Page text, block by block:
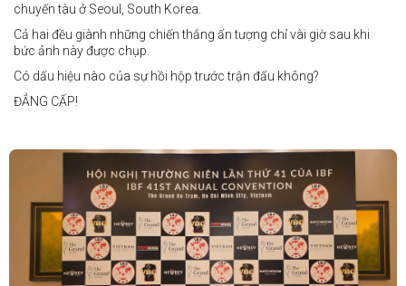
"Tôi biết mình bắt đầu sự nghiệp quyền Anh nhà nghề khá muộn, vì
vậy tôi phải trân trọng và nắm bắt mọi cơ hội đến với mình."
chuyến tàu ở Seoul, South Korea.
Cả hai đều giành những chiến thắng ấn tượng chỉ vài giờ sau khi
bức ảnh này được chụp.
Có dấu hiệu nào của sự hồi hộp trước trận đấu không?
ĐẲNG CẤP!